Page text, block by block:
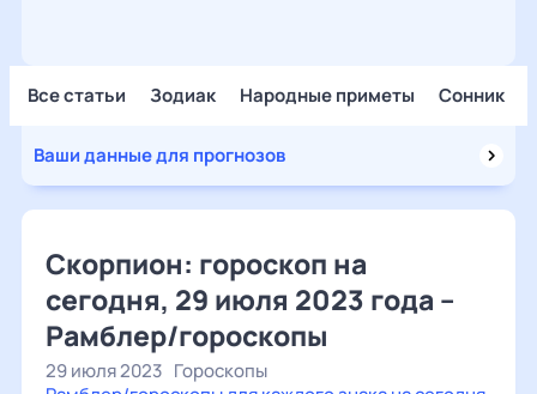
Все статьи Зодиак Народные приметы Сонник
Ваши данные для прогнозов
Скорпион: гороскоп на
сегодня, 29 июля 2023 года –
Рамблер/гороскопы
29 июля 2023 Гороскопы